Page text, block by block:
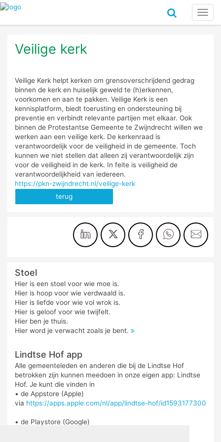
Veilige kerk
Veilige Kerk helpt kerken om grensoverschrijdend gedrag
binnen de kerk en huiselijk geweld te (h)erkennen,
voorkomen en aan te pakken. Veilige Kerk is een
kennisplatform, biedt toerusting en ondersteuning bij
preventie en verbindt relevante partijen met elkaar. Ook
binnen de Protestantse Gemeente te Zwijndrecht willen we
werken aan een veilige kerk. De kerkenraad is
verantwoordelijk voor de veiligheid in de gemeente. Toch
kunnen we niet stellen dat alleen zij verantwoordelijk zijn
voor de veiligheid in de kerk. In feite is veiligheid de
verantwoordelijkheid van iedereen.
https://pkn-zwijndrecht.nl/veilige-kerk
terug
Stoel
Hier is een stoel voor wie moe is.
Hier is hoop voor wie verdwaald is.
Hier is liefde voor wie vol wrok is.
Hier is geloof voor wie twijfelt.
Hier ben je thuis.
Hier word je verwacht zoals je bent.
Lindtse Hof app
Alle gemeenteleden en anderen die bij de Lindtse Hof
betrokken zijn kunnen meedoen in onze eigen app: Lindtse
Hof. Je kunt die vinden in
• de Appstore (Apple)
via https://apps.apple.com/nl/app/lindtse-hof/id1593177300
• de Playstore (Google)